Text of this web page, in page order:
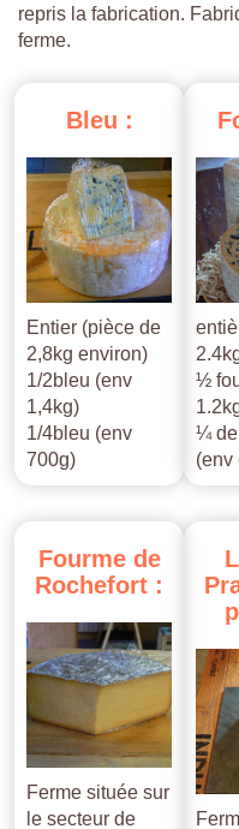
repris la fabrication.
ferme.
Bleu :
Entier (pièce de
2,8kg environ)
1/2bleu (env
1,4kg)
1/4bleu (env
700g)
½
¼ de
(env
Fourme de
Rochefort :
Ferme située sur
le secteur de